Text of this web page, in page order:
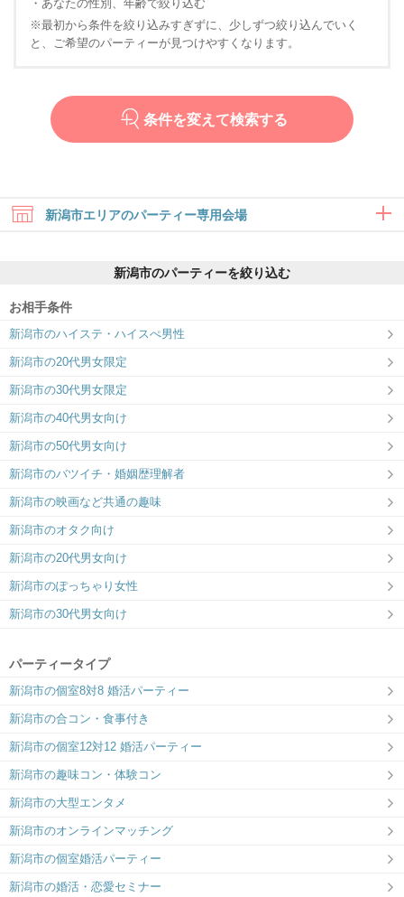
・あなたの性別、年齢で絞り込む
※最初から条件を絞り込みすぎずに、少しずつ絞り込んでいく
と、ご希望のパーティーが見つけやすくなります。
条件を変えて検索する
新潟市エリアのパーティー専用会場
＼全席個室！／ナチュラルで清潔感のあ
るパーティー会場♪
新潟市のパーティーを絞り込む
お相手条件
新潟市のハイステ・ハイスぺ男性
新潟市の20代男女限定
新潟市の30代男女限定
新潟市の40代男女向け
新潟市の50代男女向け
新潟市のバツイチ・婚姻歴理解者
新潟市の映画など共通の趣味
新潟市のオタク向け
新潟市の20代男女向け
新潟市のぽっちゃり女性
新潟市の30代男女向け
パーティータイプ
新潟市の個室8対8 婚活パーティー
新潟市の合コン・食事付き
新潟市の個室12対12 婚活パーティー
新潟市の趣味コン・体験コン
新潟市の大型エンタメ
新潟市のオンラインマッチング
新潟市の個室婚活パーティー
新潟市の婚活・恋愛セミナー